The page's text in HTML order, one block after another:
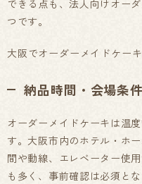
できる点も、法人向けオー
つです。
大阪でオーダーメイドケー
納品時間・会場条
オーダーメイドケーキは温
す。大阪市内のホテル・ホ
間や動線、エレベーター使
も多く、事前確認は必須と